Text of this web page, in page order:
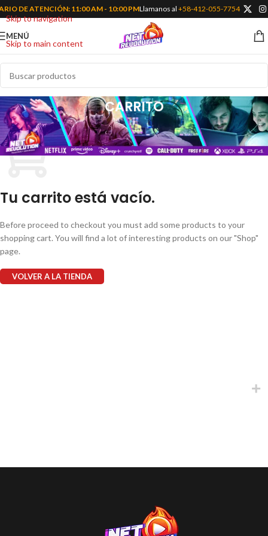
Skip to navigation
Skip to main content
TUS VIDEOJUEGOS FAVORITOS EN VENEZUELA 🕛 HORARIO DE ATENCIÓN:
DE ATENCIÓN: 11:00 AM - 10:00 PMLlamanos al +58-412-055-7754
MENÚ
CARRITO
Tu carrito está vacío.
Before proceed to checkout you must add some products to your
shopping cart. You will find a lot of interesting products on our "Shop"
page.
VOLVER A LA TIENDA